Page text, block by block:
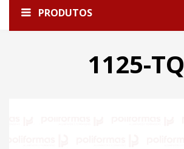
HOME
EMPRESA
PRODUTOS
Início Todos os produtos
1125-TQ